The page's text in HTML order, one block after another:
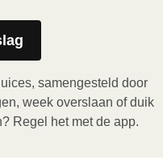
en prik enkele gaatjes
magnetron en
3,5 minuten. Laat de
voor het
het openen op voor
samengesteld door
week overslaan of duik
Regel het met de app.